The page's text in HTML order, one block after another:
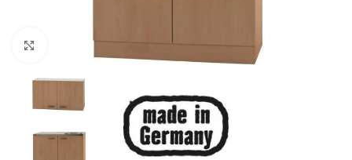
Click to enlarge